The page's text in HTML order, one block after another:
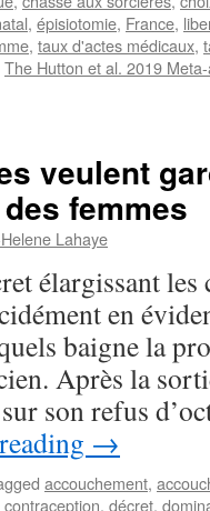
, épisiotomie, France,
, taux d'actes médicaux,
The Hutton et al. 2019
veulent
femmes
Lahaye
élargissant les
en
baigne la
Après la
son refus
→
accouchement,
contraception, décret,